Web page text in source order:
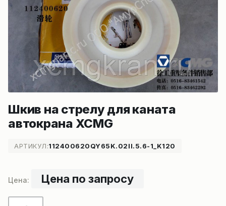
Шкив на стрелу для каната
автокрана XCMG
АРТИКУЛ:112400620QY65K.02II.5.6-1_K120
Цена по запросу